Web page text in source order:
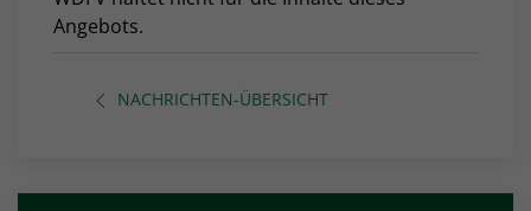
Angebots.
NACHRICHTEN-ÜBERSICHT